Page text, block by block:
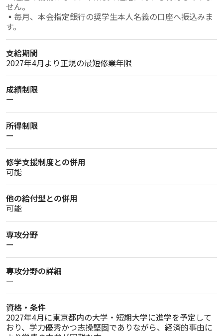
せん。
▪毎月、本会指定銀行の奨学生本人名義の口座へ振込みま
支給期間
2027年4月より正規の最短修業年限
成績制限
ー
所得制限
ー
修学支援制度との併用
可能
他の給付型との併用
可能
専攻分野
ー
専攻分野の詳細
ー
資格・条件
2027年4月に東京都内の大学・短期大学に進学を予定して
おり、学力優秀かつ志操堅固でありながら、経済的事由に